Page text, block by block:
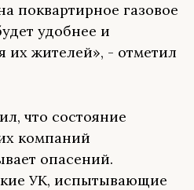
поквартирное газовое
удобнее и
их жителей», - отметил
что состояние
компаний
опасений.
УК, испытывающие